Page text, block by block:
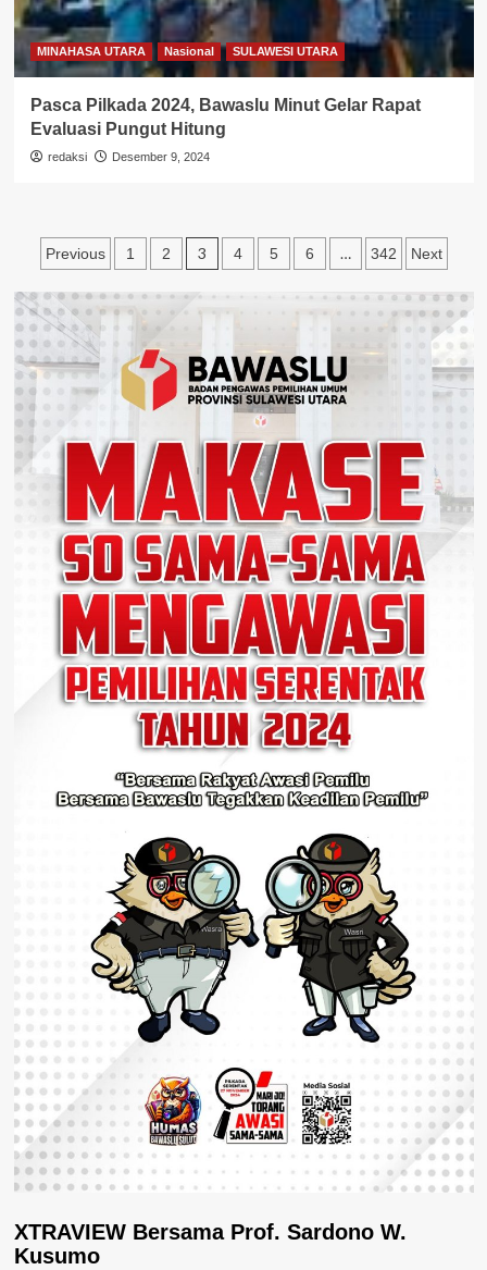
MINAHASA UTARA Nasional SULAWESI UTARA
Pasca Pilkada 2024, Bawaslu Minut Gelar Rapat
Evaluasi Pungut Hitung
redaksi Desember 9, 2024
Paginasi
pos
Previous 1 2 3 4 5 6 … 342 Next
XTRAVIEW Bersama Prof. Sardono W.
Kusumo